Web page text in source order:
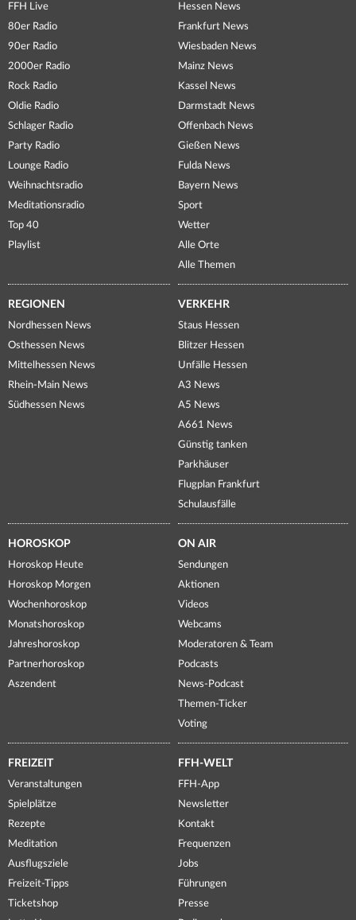
FFH Live
80er Radio
90er Radio
2000er Radio
Rock Radio
Oldie Radio
Schlager Radio
Party Radio
Lounge Radio
Weihnachtsradio
Meditationsradio
Top 40
Playlist
Hessen News
Frankfurt News
Wiesbaden News
Mainz News
Kassel News
Darmstadt News
Offenbach News
Gießen News
Fulda News
Bayern News
Sport
Wetter
Alle Orte
Alle Themen
REGIONEN
Nordhessen News
Osthessen News
Mittelhessen News
Rhein-Main News
Südhessen News
VERKEHR
Staus Hessen
Blitzer Hessen
Unfälle Hessen
A3 News
A5 News
A661 News
Günstig tanken
Parkhäuser
Flugplan Frankfurt
Schulausfälle
HOROSKOP
Horoskop Heute
Horoskop Morgen
Wochenhoroskop
Monatshoroskop
Jahreshoroskop
Partnerhoroskop
Aszendent
ON AIR
Sendungen
Aktionen
Videos
Webcams
Moderatoren & Team
Podcasts
News-Podcast
Themen-Ticker
Voting
FREIZEIT
Veranstaltungen
Spielplätze
Rezepte
Meditation
Ausflugsziele
Freizeit-Tipps
Ticketshop
FFH-WELT
FFH-App
Newsletter
Kontakt
Frequenzen
Jobs
Führungen
Presse